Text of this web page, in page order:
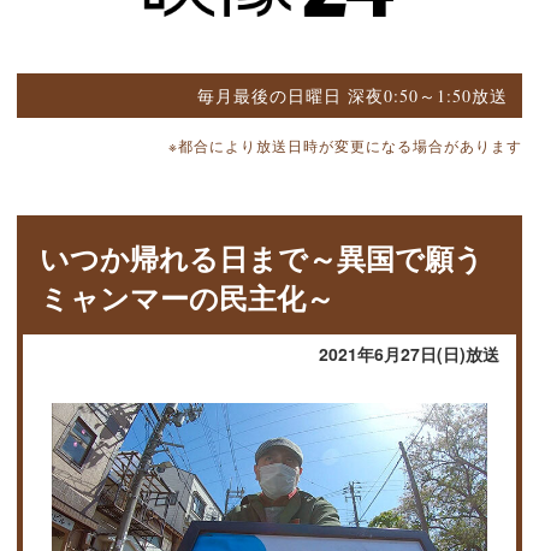
天気・防災 イベント
映画 アナウンサー
EN 検索 番組表
毎月最後の日曜日 深夜0:50～1:50放送
※都合により放送日時が変更になる場合があります
いつか帰れる日まで～異国で願う
ミャンマーの民主化～
2021年6月27日(日)放送